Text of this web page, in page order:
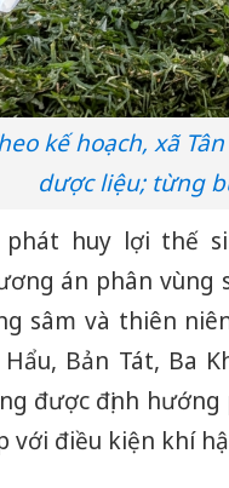
kế hoạch, xã
dược liệu; từng
huy lợi thế
án phân vùng
sâm và thiên
Hẩu, Bản Tát, Ba
được định
với điều kiện khí